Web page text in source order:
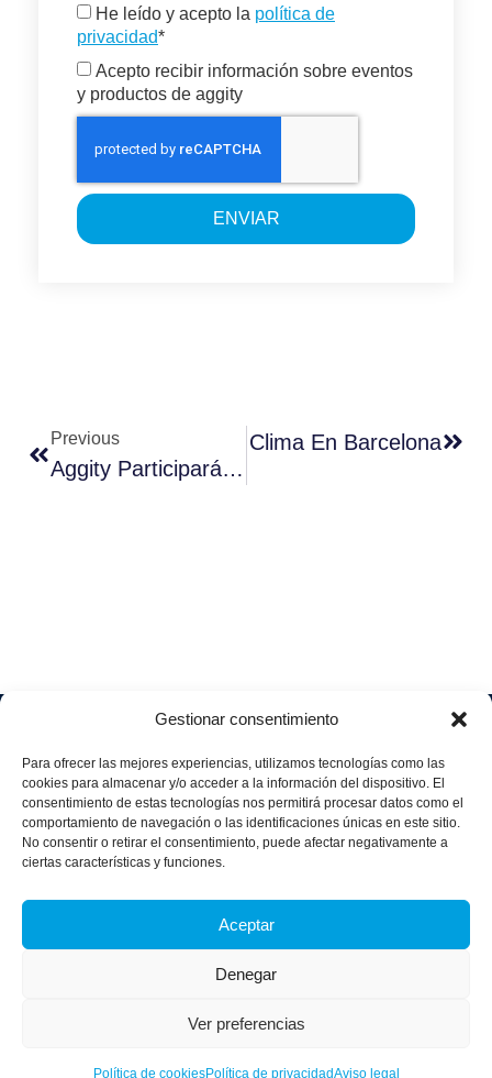
Gestionar consentimiento
Para ofrecer las mejores experiencias, utilizamos tecnologías como las
cookies para almacenar y/o acceder a la información del dispositivo. El
consentimiento de estas tecnologías nos permitirá procesar datos como el
comportamiento de navegación o las identificaciones únicas en este sitio.
No consentir o retirar el consentimiento, puede afectar negativamente a
ciertas características y funciones.
Aceptar
Denegar
Ver preferencias
Política de cookiesPolítica de privacidadAviso legal
He leído y acepto la política de
privacidad*
Acepto recibir información sobre eventos
y productos de aggity
ENVIAR
Previous
Aggity Participará En La Comunidad De Mantenimiento De Burgos Para Abordar El Futuro Del Mantenimiento Industrial Inteligente
Fundación Empresa Y Clima En Barcelona
Soluciones
Data
Industria
4.0
Industrial
Retail
Health &
Services
Travel &
Quiénes
Únete
a
aggity
Contacto
legal
Política
de
Privacid
ad
de
Política